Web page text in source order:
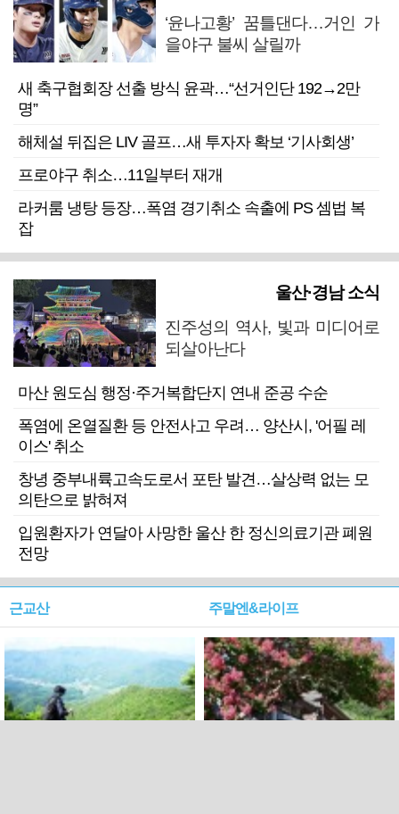
‘윤나고황’ 꿈틀댄다…거인 가
을야구 불씨 살릴까
새 축구협회장 선출 방식 윤곽…“선거인단 192→2만
명”
해체설 뒤집은 LIV 골프…새 투자자 확보 ‘기사회생’
프로야구 취소…11일부터 재개
라커룸 냉탕 등장…폭염 경기취소 속출에 PS 셈법 복
잡
울산·경남 소식
진주성의 역사, 빛과 미디어로
되살아난다
마산 원도심 행정·주거복합단지 연내 준공 수순
폭염에 온열질환 등 안전사고 우려… 양산시, '어필 레
이스' 취소
창녕 중부내륙고속도로서 포탄 발견…살상력 없는 모
의탄으로 밝혀져
입원환자가 연달아 사망한 울산 한 정신의료기관 폐원
전망
근교산 주말엔&라이프